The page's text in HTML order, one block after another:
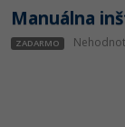
Manuálna
ZADARMO